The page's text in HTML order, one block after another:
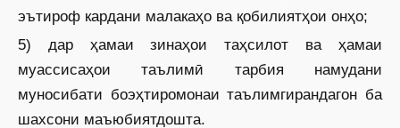
эътироф кардани малакаҳо ва қобилиятҳои онҳо;
5) дар ҳамаи зинаҳои таҳсилот ва ҳамаи
муассисаҳои таълимӣ тарбия намудани
муносибати боэҳтиромонаи таълимгирандагон ба
шахсони маъюбиятдошта.